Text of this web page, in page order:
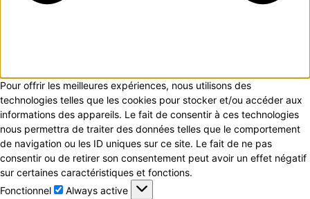
Pour offrir les meilleures expériences, nous utilisons des
technologies telles que les cookies pour stocker et/ou accéder aux
informations des appareils. Le fait de consentir à ces technologies
nous permettra de traiter des données telles que le comportement
de navigation ou les ID uniques sur ce site. Le fait de ne pas
consentir ou de retirer son consentement peut avoir un effet négatif
sur certaines caractéristiques et fonctions.
Fonctionnel
Fonctionnel
Always active